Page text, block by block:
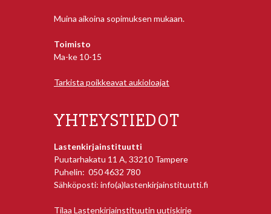
Muina aikoina sopimuksen mukaan.
Toimisto
Ma-ke 10-15
Tarkista poikkeavat aukioloajat
YHTEYSTIEDOT
Lastenkirjainstituutti
Puutarhakatu 11 A, 33210 Tampere
Puhelin: 050 4632 780
Sähköposti: info(a)lastenkirjainstituutti.fi
Tilaa Lastenkirjainstituutin uutiskirje